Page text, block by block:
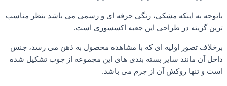
باتوجه به اینکه مشکی، رنگی حرفه ای و رسمی می باشد بنظر مناسب
ترین گزینه در طراحی این جعبه اکسسوری است.
برخلاف تصور اولیه ای که با مشاهده محصول به ذهن می رسد، جنس
داخل آن مانند سایر بسته بندی های این مجموعه از چوب تشکیل شده
است و تنها روکش آن از چرم می باشد.